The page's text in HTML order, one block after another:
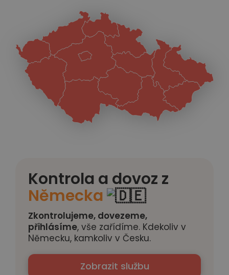
Kontrola a dovoz z
Německa
Zkontrolujeme, dovezeme,
přihlásíme, vše zařídíme. Kdekoliv v
Německu, kamkoliv v Česku.
Zobrazit službu